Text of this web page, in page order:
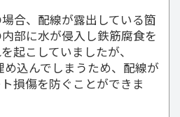
合、配線が露出している箇
部に水が侵入し鉄筋腐食を
起こしていましたが、
込んでしまうため、配線が
損傷を防ぐことができま